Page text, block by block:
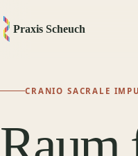
Praxis Scheuch
CRANIO SACRALE